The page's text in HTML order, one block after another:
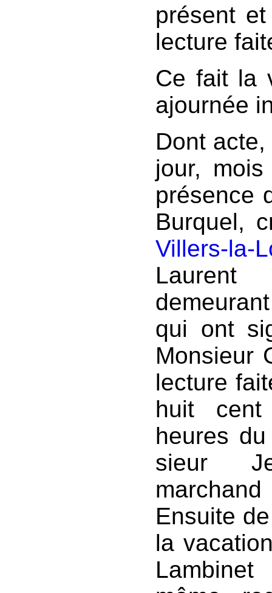
présent
lecture
Ce fait la
ajournée
Dont
jour,
présence
Burquel,
Villers-la-
qui ont
Monsieur
lecture
huit
heures
sieur
Ensuite
la